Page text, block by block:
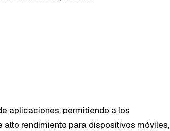
aplicaciones, permitiendo a los
rendimiento para dispositivos móviles,